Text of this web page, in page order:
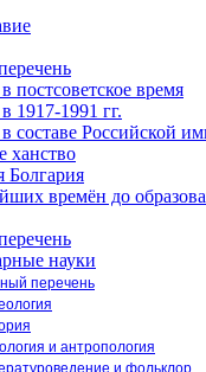
постсоветское время
1917-1991 гг.
составе Российской
ханство
Болгария
времён до
науки
перечень
и антропология
и фольклор